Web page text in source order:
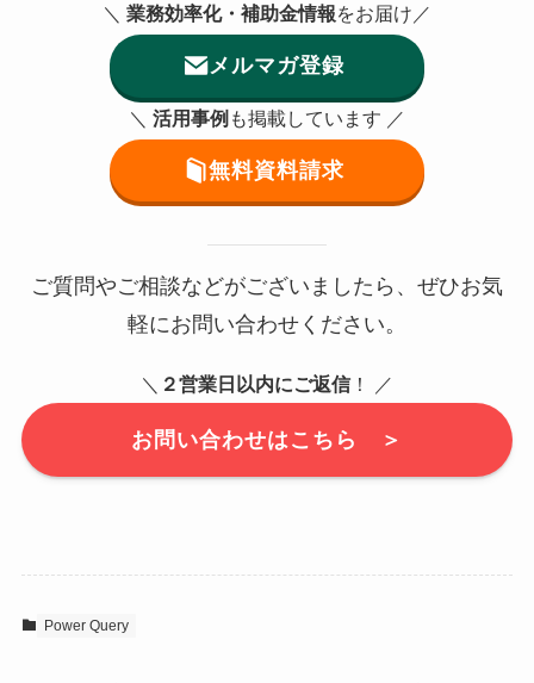
＼ 業務効率化・補助金情報をお届け／
メルマガ登録
＼ 活用事例 も掲載しています ／
無料資料請求
ご質問やご相談などがございましたら、ぜひお気
軽にお問い合わせください。
＼ ２営業日以内にご返信！ ／
お問い合わせはこちら ＞
Power Query